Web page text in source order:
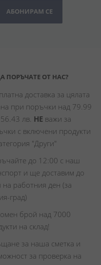
АБОНИРАМ СЕ
ПОРЪЧАТЕ ОТ НАС?
доставка за цялата
при поръчки над 79.99
лв. НЕ важи за
с включени продукти
"Други"
до 12:00 с наш
и ще доставим до
на работния ден (за
град)
брой над 7000
на склад!
за наша сметка и
за проверка на